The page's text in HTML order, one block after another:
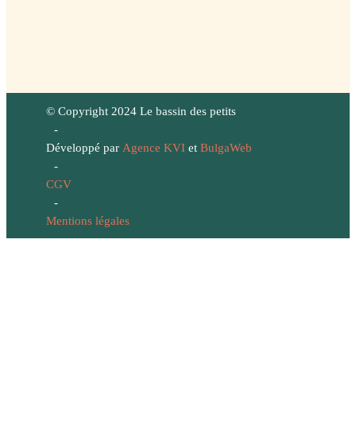
© Copyright 2024 Le bassin des petits
-
Développé par Agence KVIet BulgaWeb
-
CGV
-
Mentions légales